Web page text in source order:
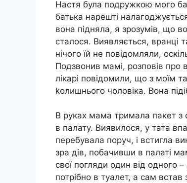
Настя була подружкою мого
батька нарешті
вона підняла, я зрозумів, що
сталося. Виявляється, вранці
нічого їй не повідомляли,
Подзвонив мамі, розповів про
лікарі повідомили, що з моїм
kолишнього чоловіка. Вона
В руках мама тримала пакет з
в палату. Виявилося, у тата
перебувала поруч, і встигла
зра дів, побачивши в палаті
свої погляди один від одного
потрібно в туалет, а сам